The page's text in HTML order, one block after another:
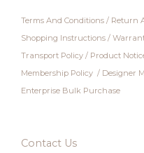
Terms And Conditions / Return
Shopping Instructions /
Transport Policy / Product
Membership Policy / Designer
Enterprise Bulk Purchase
Contact Us